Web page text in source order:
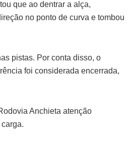
que ao dentrar a alça,
no ponto de curva e tombou
pistas. Por conta disso, o
foi considerada encerrada,
Anchieta atenção